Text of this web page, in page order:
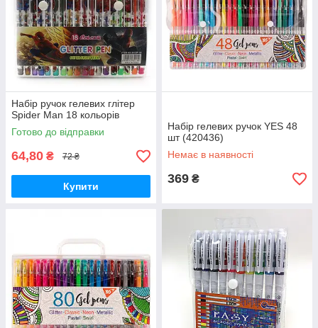
Набір ручок гелевих глітер
Spider Man 18 кольорів
Готово до відправки
64,80 ₴ 72 ₴
Купити
Набір гелевих ручок YES 48
шт (420436)
Немає в наявності
369 ₴